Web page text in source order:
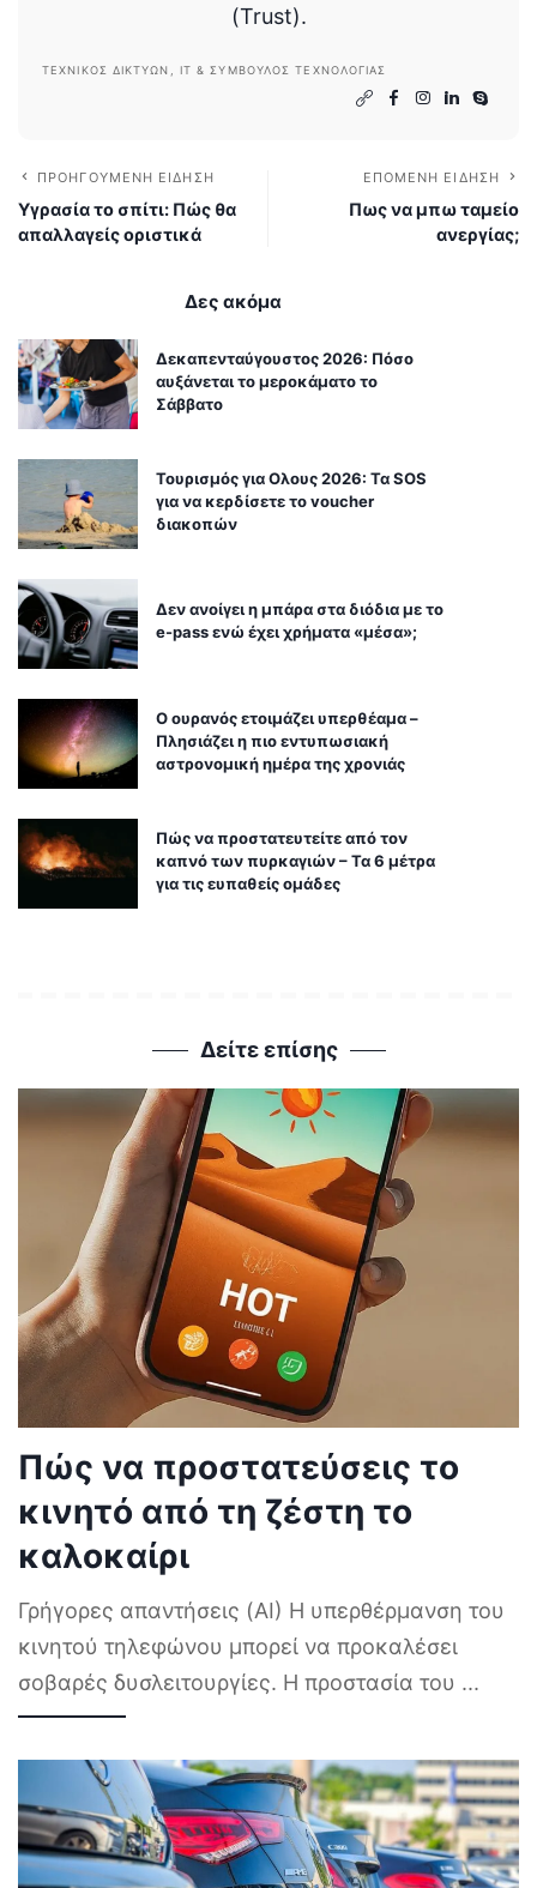
(Trust).
ΤΕΧΝΙΚΌΣ ΔΙΚΤΎΩΝ, IT & ΣΎΜΒΟΥΛΟΣ ΤΕΧΝΟΛΟΓΊΑΣ
ΠΡΟΗΓΟΎΜΕΝΗ ΕΊΔΗΣΗ
Υγρασία το σπίτι: Πώς θα
απαλλαγείς οριστικά
ΕΠΌΜΕΝΗ ΕΊΔΗΣΗ
Πως να μπω ταμείο
ανεργίας;
Δες ακόμα
Δεκαπενταύγουστος 2026: Πόσο
αυξάνεται το μεροκάματο το
Σάββατο
Τουρισμός για Ολους 2026: Τα SOS
για να κερδίσετε το voucher
διακοπών
Δεν ανοίγει η μπάρα στα διόδια με το
e-pass ενώ έχει χρήματα «μέσα»;
Ο ουρανός ετοιμάζει υπερθέαμα –
Πλησιάζει η πιο εντυπωσιακή
αστρονομική ημέρα της χρονιάς
Πώς να προστατευτείτε από τον
καπνό των πυρκαγιών – Τα 6 μέτρα
για τις ευπαθείς ομάδες
Δείτε επίσης
Πώς να προστατεύσεις το
κινητό από τη ζέστη το
καλοκαίρι
Γρήγορες απαντήσεις (AI) Η υπερθέρμανση του
κινητού τηλεφώνου μπορεί να προκαλέσει
σοβαρές δυσλειτουργίες. Η προστασία του ...